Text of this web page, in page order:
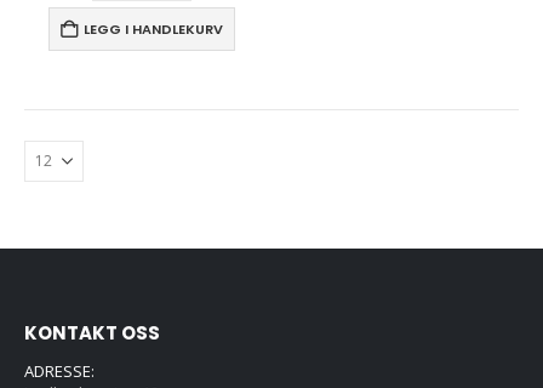
LEGG I HANDLEKURV
KONTAKT OSS
ADRESSE: